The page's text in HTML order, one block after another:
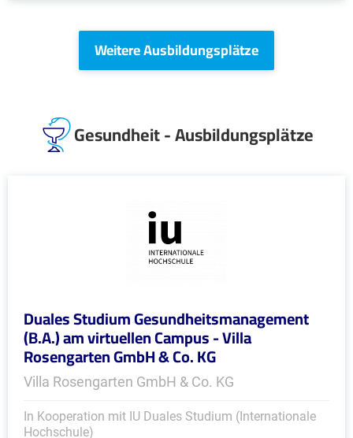
Weitere Ausbildungsplätze
Gesundheit - Ausbildungsplätze
Duales Studium Gesundheitsmanagement
(B.A.) am virtuellen Campus - Villa
Rosengarten GmbH & Co. KG
Villa Rosengarten GmbH & Co. KG
In Kooperation mit IU Duales Studium (Internationale
Hochschule)